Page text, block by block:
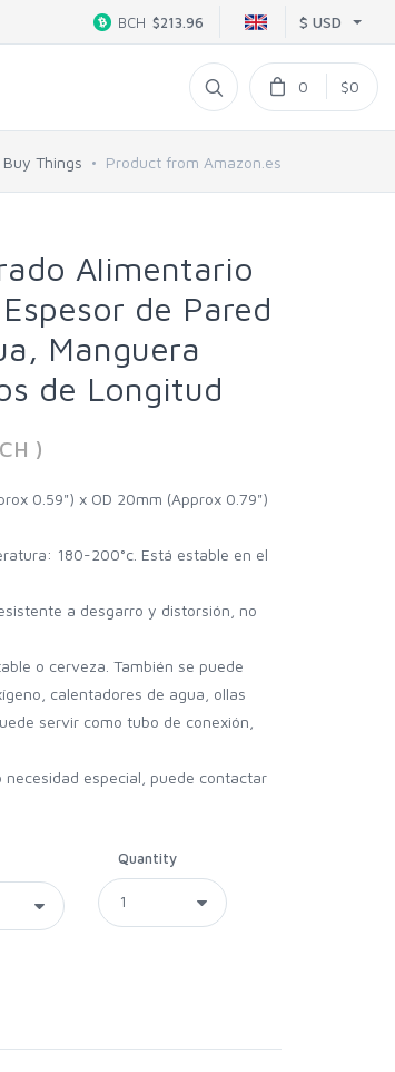
$ USD
BCH $213.96
0 $0
Buy Things Product from Amazon.es
Alimentario
de Pared
Manguera
de Longitud
)
0.59") x OD 20mm (Approx 0.79")
180-200°c. Está estable en el
a desgarro y distorsión, no
o cerveza. También se puede
calentadores de agua, ollas
servir como tubo de conexión,
especial, puede contactar
Quantity